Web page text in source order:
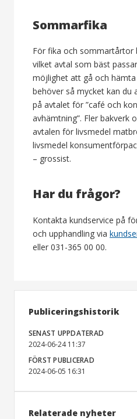
Sommarfika
För fika och sommartårtor
vilket avtal som bäst
möjlighet att gå och
behöver så mycket kan du
på avtalet för ”café och
avhämtning”. Fler bakverk
avtalen för livsmedel
livsmedel
– grossist.
Har du frågor?
Kontakta kundservice på
och upphandling via
eller 031-365 00 00.
Publiceringshistorik
SENAST UPPDATERAD
2024-06-24 11:37
FÖRST PUBLICERAD
2024-06-05 16:31
Relaterade nyheter